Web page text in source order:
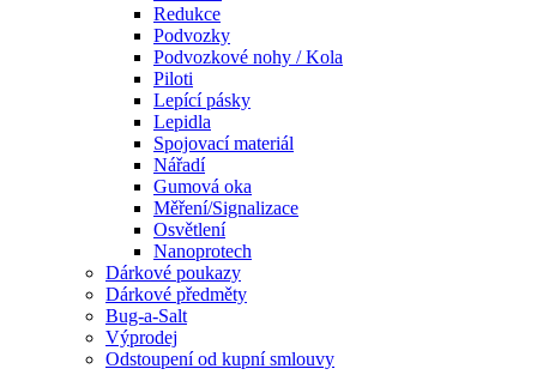
Redukce
Podvozky
Podvozkové nohy / Kola
Piloti
Lepící pásky
Lepidla
Spojovací materiál
Nářadí
Gumová oka
Měření/Signalizace
Osvětlení
Nanoprotech
Dárkové poukazy
Dárkové předměty
Bug-a-Salt
Výprodej
Odstoupení od kupní smlouvy